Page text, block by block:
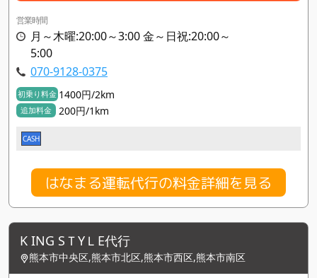
営業時間
月～木曜:20:00～3:00 金～日祝:20:00～
5:00
070-9128-0375
初乗り料金 1400円/2km
追加料金 200円/1km
CASH
はなまる運転代行の料金詳細を見る
K ING SＴYＬE代行
熊本市中央区,熊本市北区,熊本市西区,熊本市南区